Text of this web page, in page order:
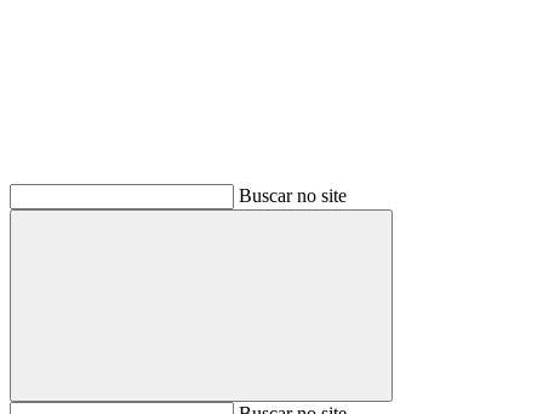
Buscar no site
Buscar